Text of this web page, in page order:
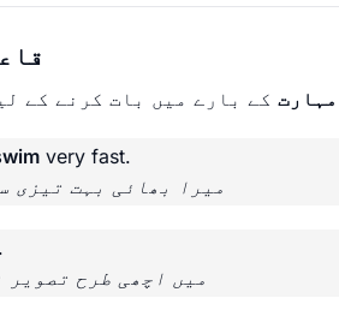
مہارت کے بارے میں بات کرنے کے
very fast.
میرا بھائی بہت تیزی
میں اچھی طرح تصویر